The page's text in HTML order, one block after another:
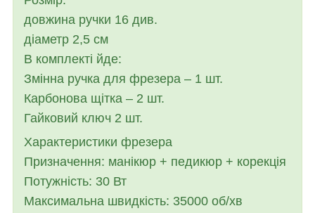
довжина ручки 16 див.
діаметр 2,5 см
В комплекті йде:
Змінна ручка для фрезера – 1 шт.
Карбонова щітка – 2 шт.
Гайковий ключ 2 шт.
Характеристики фрезера
Призначення: манікюр + педикюр + корекція
Потужність: 30 Вт
Максимальна швидкість: 35000 об/хв